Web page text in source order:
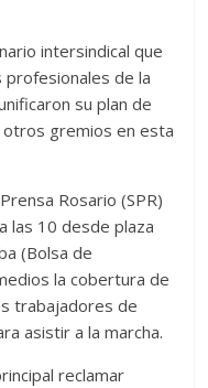
intersindical que
profesionales de la
su plan de
otros gremios en esta
Rosario (SPR)
las 10 desde plaza
(Bolsa de
la cobertura de
trabajadores de
asistir a la marcha.
reclamar